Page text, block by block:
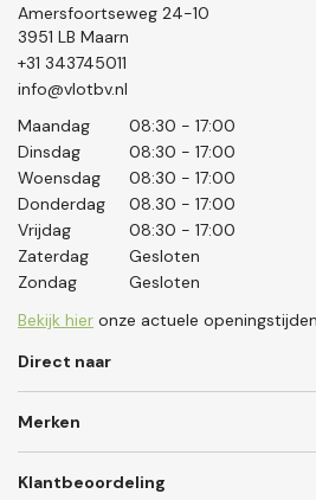
Amersfoortseweg 24-10
3951 LB Maarn
+31 343745011
info@vlotbv.nl
Maandag
08:30 - 17:00
Dinsdag
08:30 - 17:00
Woensdag
08:30 - 17:00
Donderdag
08.30 - 17:00
Vrijdag
08:30 - 17:00
Zaterdag
Gesloten
Zondag
Gesloten
Bekijk hier onze actuele
Direct naar
Merken
Klantbeoordeling